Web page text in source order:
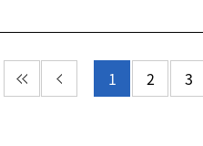
첫 페이지이전 페이지
1 2 3